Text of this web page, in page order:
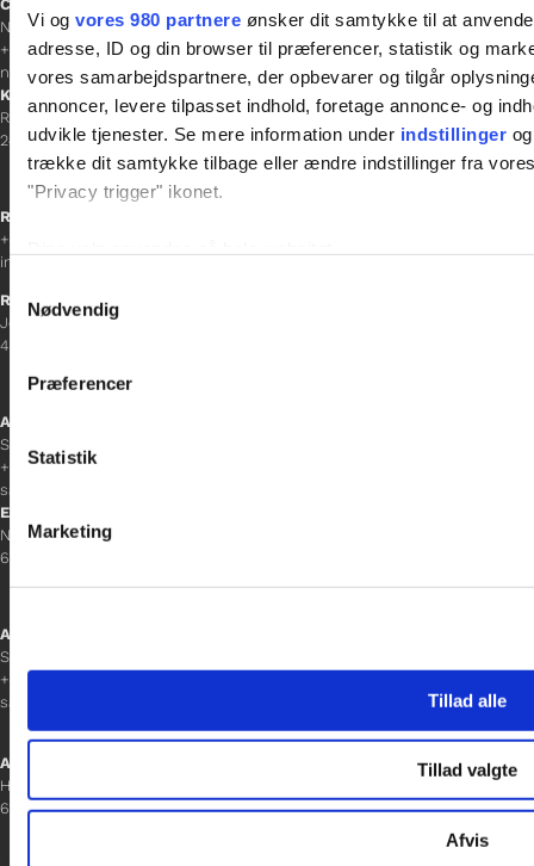
Vi og vores 980 partnere ønsker dit samtykke til at
adresse, ID og din browser til præferencer, statistik og
vores samarbejdspartnere, der opbevarer og tilgår
annoncer, levere tilpasset indhold, foretage annonce- og
udvikle tjenester. Se mere information under indstillinger
trække dit samtykke tilbage eller ændre indstillinger fra
"Privacy trigger" ikonet.
Vi bruger cookies til at tilpasse vores indhold og annoncer,
data med andre oplysninger, du har givet dem, eller som de
Nødvendig
Præferencer
Statistik
Marketing
Tillad alle
Tillad valgte
Afvis
Chefredaktør
Nathalie Bitton
+45 26 25 17 65
nathalie@tv-glad.dk
København
Rentemestervej 45-47
2400 NV
Receptionen
+45 38 12 01 00
information@gladfonden.dk
Ringsted
Jernbanevej 8
4100 Ringsted
Afdelingschef
Sacha Lohmann Weiss
+45 40 27 91 11
sacha.lw@gladfonden.dk
Esbjerg
Norgesgade 1, 2. sal
6700 Esbjerg
Afdelingschef
Sanne Hansen
+45 23 69 19 35
sanne.h@gladfonden.dk
Aabenraa
H P Hanssens Gade 23, 2.
6200 Aabenraa